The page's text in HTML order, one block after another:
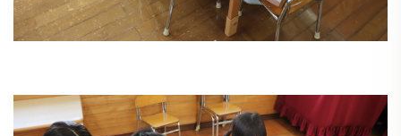
よみ こ み ちゅ